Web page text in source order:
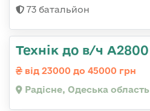
73 батальйон
Технік до в/ч А2800
від 23000 до 45000 грн
Радісне, Одеська область